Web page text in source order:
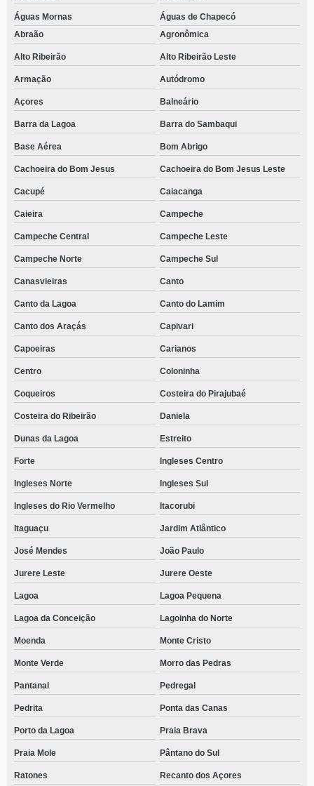
Águas Mornas
Águas de Chapecó
Abraão
Agronômica
Alto Ribeirão Alto Ribeirão Leste
Armação Autódromo
Açores Balneário
Barra da Lagoa Barra do Sambaqui
Base Aérea Bom Abrigo
Cachoeira do Bom Jesus Cachoeira do Bom Jesus Leste
Cacupé Caiacanga
Caieira Campeche
Campeche Central Campeche Leste
Campeche Norte Campeche Sul
Canasvieiras Canto
Canto da Lagoa Canto do Lamim
Canto dos Araçás Capivari
Capoeiras Carianos
Centro Coloninha
Coqueiros Costeira do Pirajubaé
Costeira do Ribeirão Daniela
Dunas da Lagoa Estreito
Forte Ingleses Centro
Ingleses Norte Ingleses Sul
Ingleses do Rio Vermelho Itacorubi
Itaguaçu Jardim Atlântico
José Mendes João Paulo
Jurere Leste Jurere Oeste
Lagoa Lagoa Pequena
Lagoa da Conceição Lagoinha do Norte
Moenda Monte Cristo
Monte Verde Morro das Pedras
Pantanal Pedregal
Pedrita Ponta das Canas
Porto da Lagoa Praia Brava
Praia Mole Pântano do Sul
Ratones Recanto dos Açores